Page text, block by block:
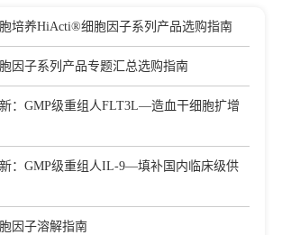
培养HiActi®细胞因子系列产品选购指南
因子系列产品专题汇总选购指南
新：GMP级重组人FLT3L—造血干细胞扩增
新：GMP级重组人IL-9—填补国内临床级供
因子溶解指南